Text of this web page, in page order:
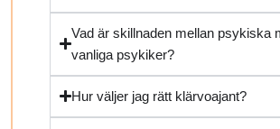
Vad är skillnaden mellan psykiska
vanliga psykiker?
Hur väljer jag rätt klärvoajant?